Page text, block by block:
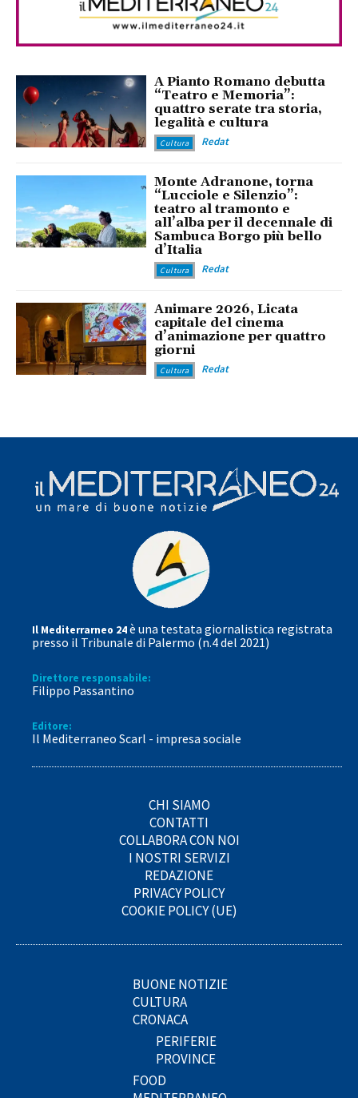
A Pianto Romano debutta
“Teatro e Memoria”:
quattro serate tra storia,
legalità e cultura
Cultura Redat
Monte Adranone, torna
“Lucciole e Silenzio”:
teatro al tramonto e
all’alba per il decennale di
Sambuca Borgo più bello
d’Italia
Cultura Redat
Animare 2026, Licata
capitale del cinema
d’animazione per quattro
giorni
Cultura Redat
Il Mediterrarneo 24è una testata giornalistica registrata
presso il Tribunale di Palermo (n.4 del 2021)
Direttore responsabile:
Filippo Passantino
Editore:
Il Mediterraneo Scarl - impresa sociale
CHI SIAMO
CONTATTI
COLLABORA CON NOI
I NOSTRI SERVIZI
REDAZIONE
PRIVACY POLICY
COOKIE POLICY (UE)
BUONE NOTIZIE
CULTURA
CRONACA
PERIFERIE
PROVINCE
FOOD